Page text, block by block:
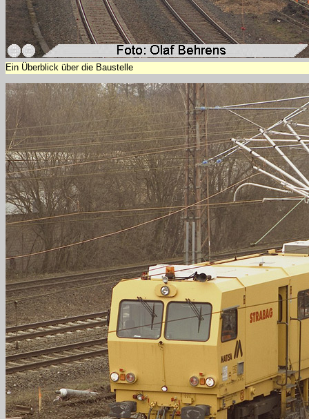
Ein Überblick über die Baustelle